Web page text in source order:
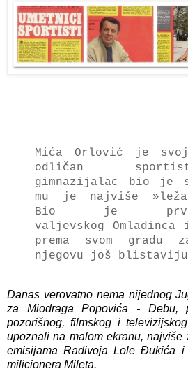
Mića Orlović je
odličan
gimnazijalac bio je
mu je najviše
Bio je
valjevskog Omladinca
prema svom gradu
njegovu još
Danas verovatno nema nijednog
za Miodraga Popovića - Debu,
pozorišnog, filmskog i
upoznali na malom ekranu, najviše
emisijama Radivoja Lole Đukića
milicionera Mileta.